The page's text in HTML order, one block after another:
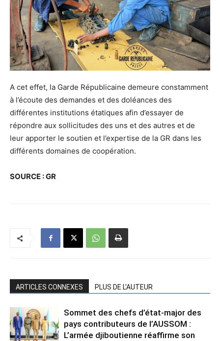
A cet effet, la Garde Républicaine demeure constamment
à l’écoute des demandes et des doléances des
différentes institutions étatiques afin d’essayer de
répondre aux sollicitudes des uns et des autres et de
leur apporter le soutien et l’expertise de la GR dans les
différents domaines de coopération.
SOURCE : GR
ARTICLES CONNEXES PLUS DE L'AUTEUR
Sommet des chefs d’état-major des
pays contributeurs de l’AUSSOM :
L’armée djiboutienne réaffirme son